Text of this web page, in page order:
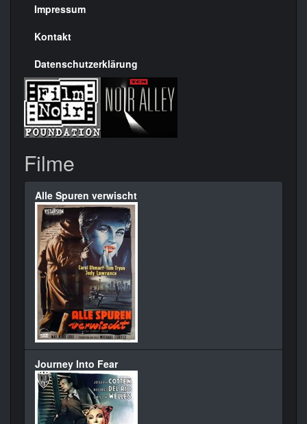
Seite
Impressum
Kontakt
Datenschutzerklärung
Filme
Alle Spuren verwischt
Journey Into Fear